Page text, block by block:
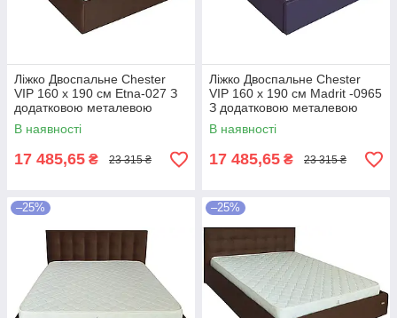
Ліжко Двоспальне Chester
VIP 160 х 190 см Etna-027 З
додатковою металевою
цільнозварною рамою
Коричневий
В наявності
17 485,65 ₴ 23 315 ₴
Ліжко Двоспальне Chester
VIP 160 х 190 см Madrit -0965
З додатковою металевою
цільнозварною рамою
Фіолетовий
В наявності
17 485,65 ₴ 23 315 ₴
–25% –25%